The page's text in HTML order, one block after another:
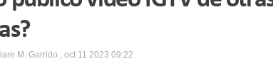
M. Garrido , oct 11 2023 09:22